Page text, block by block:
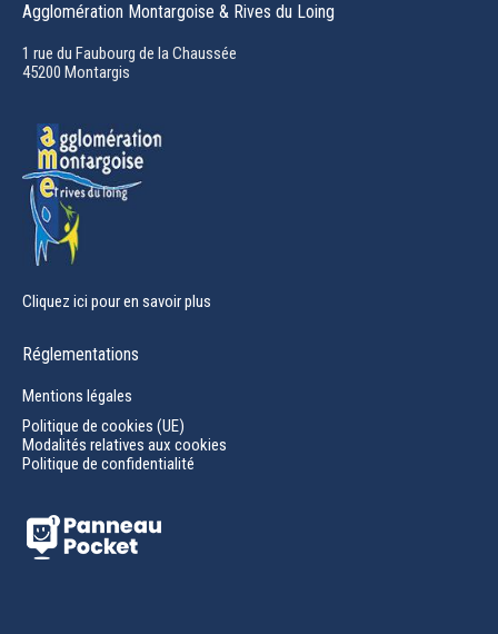
opens
in
new
Agglomération Montargoise & Rives du Loing
1 rue du Faubourg de la Chaussée
45200 Montargis
Cliquez ici pour en savoir plus
Réglementations
Mentions légales
Politique de cookies (UE)
Modalités relatives aux cookies
Politique de confidentialité